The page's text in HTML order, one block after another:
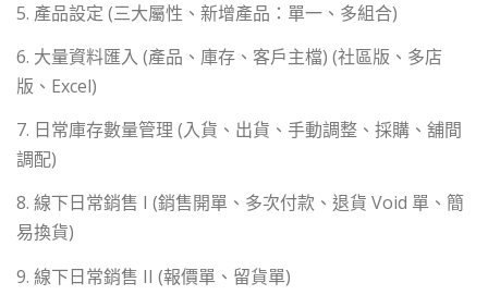
5. 產品設定 (三大屬性、新增產品：單一、多組合)
6. 大量資料匯入 (產品、庫存、客戶主檔) (社區版、多店
版、Excel)
7. 日常庫存數量管理 (入貨、出貨、手動調整、採購、舖間
調配)
8. 線下日常銷售 I (銷售開單、多次付款、退貨 Void 單、簡
易換貨)
9. 線下日常銷售 II (報價單、留貨單)